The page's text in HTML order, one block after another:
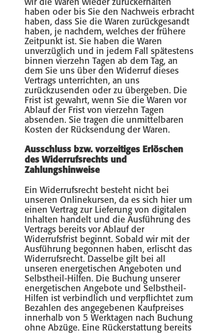
wir die Waren wieder zurückerhalten
haben oder bis Sie den Nachweis erbracht
haben, dass Sie die Waren zurückgesandt
haben, je nachdem, welches der frühere
Zeitpunkt ist. Sie haben die Waren
unverzüglich und in jedem Fall spätestens
binnen vierzehn Tagen ab dem Tag, an
dem Sie uns über den Widerruf dieses
Vertrags unterrichten, an uns
zurückzusenden oder zu übergeben. Die
Frist ist gewahrt, wenn Sie die Waren vor
Ablauf der Frist von vierzehn Tagen
absenden. Sie tragen die unmittelbaren
Kosten der Rücksendung der Waren.
Ausschluss bzw. vorzeitiges Erlöschen
des Widerrufsrechts und
Zahlungshinweise
Ein Widerrufsrecht besteht nicht bei
unseren Onlinekursen, da es sich hier um
einen Vertrag zur Lieferung von digitalen
Inhalten handelt und die Ausführung des
Vertrags bereits vor Ablauf der
Widerrufsfrist beginnt. Sobald wir mit der
Ausführung begonnen haben, erlischt das
Widerrufsrecht. Dasselbe gilt bei all
unseren energetischen Angeboten und
Selbstheil-Hilfen. Die Buchung unserer
energetischen Angebote und Selbstheil-
Hilfen ist verbindlich und verpflichtet zum
Bezahlen des angegebenen Kaufpreises
innerhalb von 5 Werktagen nach Buchung
ohne Abzüge. Eine Rückerstattung bereits